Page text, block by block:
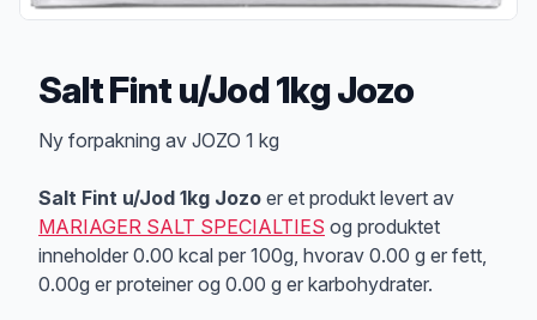
Salt Fint u/Jod 1kg Jozo
Produktbeskrivelse
Ny forpakning av JOZO 1 kg
Salt Fint u/Jod 1kg Jozo er et produkt levert av
MARIAGER SALT SPECIALTIES og produktet
inneholder 0.00 kcal per 100g, hvorav 0.00 g er fett,
0.00g er proteiner og 0.00 g er karbohydrater.